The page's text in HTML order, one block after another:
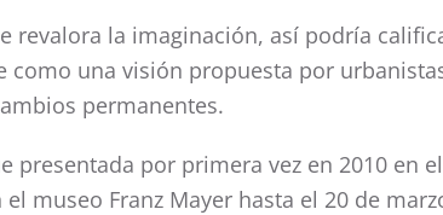
revalora la imaginación, así podría
como una visión propuesta por
permanentes.
presentada por primera vez en 2010 en
el museo Franz Mayer hasta el 20 de